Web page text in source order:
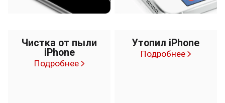
Чистка от пыли
iPhone
Подробнее
Утопил iPhone
Подробнее